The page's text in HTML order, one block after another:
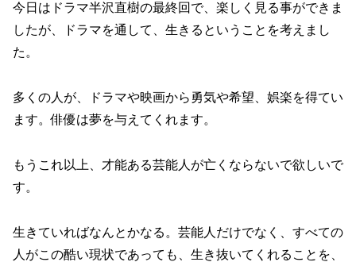
今日はドラマ半沢直樹の最終回で、楽しく見る事ができま
したが、ドラマを通して、生きるということを考えまし
た。
多くの人が、ドラマや映画から勇気や希望、娯楽を得てい
ます。俳優は夢を与えてくれます。
もうこれ以上、才能ある芸能人が亡くならないで欲しいで
す。
生きていればなんとかなる。芸能人だけでなく、すべての
人がこの酷い現状であっても、生き抜いてくれることを、